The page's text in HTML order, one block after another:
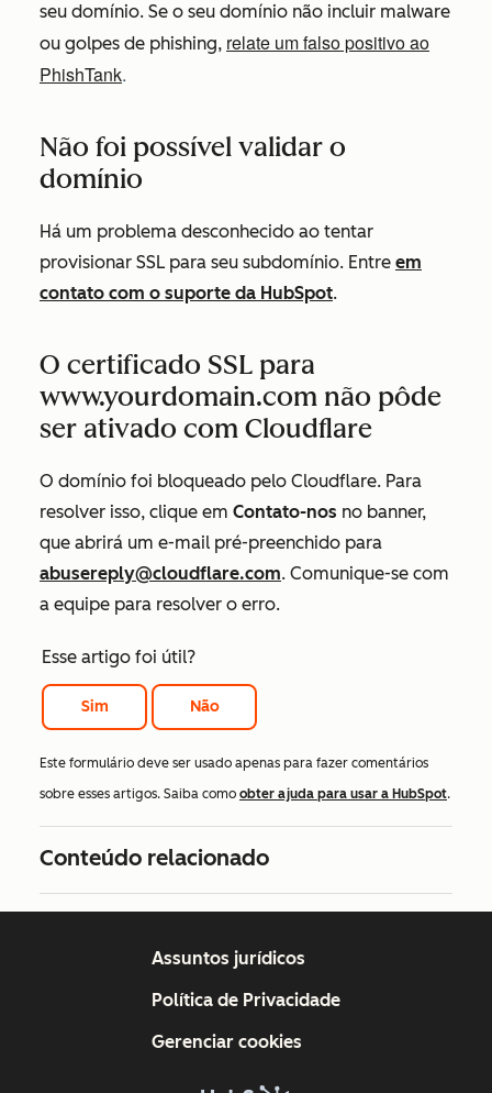
seu domínio. Se o seu domínio não incluir malware
ou golpes de phishing, relate um falso positivo ao
PhishTank.
Não foi possível validar o
domínio
Há um problema desconhecido ao tentar
provisionar SSL para seu subdomínio. Entre em
contato com o suporte da HubSpot.
O certificado SSL para
www.yourdomain.com não pôde
ser ativado com Cloudflare
O domínio foi bloqueado pelo Cloudflare. Para
resolver isso, clique em Contato-nos no banner,
que abrirá um e-mail pré-preenchido para
abusereply@cloudflare.com. Comunique-se com
a equipe para resolver o erro.
Esse artigo foi útil?
Sim Não
Este formulário deve ser usado apenas para fazer comentários
sobre esses artigos. Saiba como obter ajuda para usar a HubSpot.
Conteúdo relacionado
Assuntos jurídicos
Política de Privacidade
Gerenciar cookies